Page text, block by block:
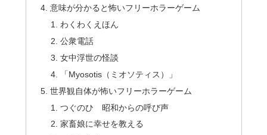
意味が分かると怖いフリーホラーゲーム
わくわくえほん
公衆電話
女中浮世の怪談
「Myosotis（ミオソティス）」
世界観自体が怖いフリーホラーゲーム
つぐのひ 昭和からの呼び声
家畜娘に幸せを教える